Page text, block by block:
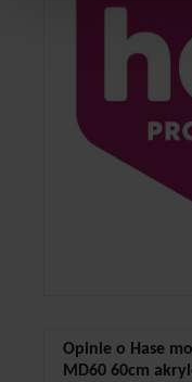
Opinie o Hase
MD60 60cm